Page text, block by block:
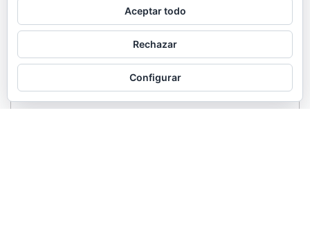
Aceptar todo
Rechazar
Configurar